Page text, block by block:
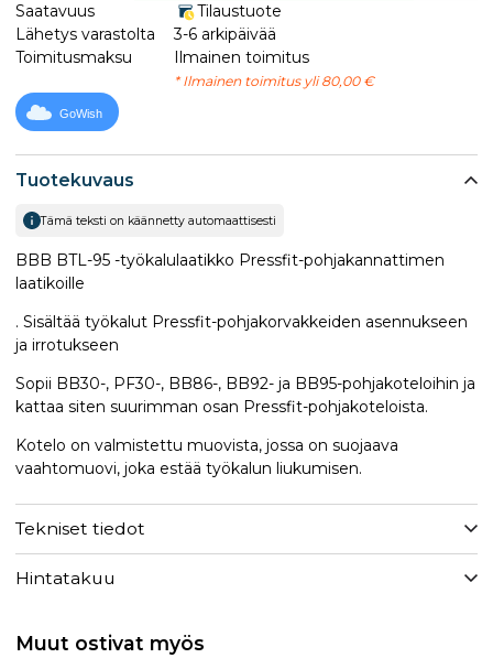
Tuotekuvaus
Tämä teksti on käännetty automaattisesti
BBB BTL-95 -työkalulaatikko Pressfit-pohjakannattimen
laatikoille
. Sisältää työkalut Pressfit-pohjakorvakkeiden asennukseen
ja irrotukseen
Sopii BB30-, PF30-, BB86-, BB92- ja BB95-pohjakoteloihin ja
kattaa siten suurimman osan Pressfit-pohjakoteloista.
Kotelo on valmistettu muovista, jossa on suojaava
vaahtomuovi, joka estää työkalun liukumisen.
Tekniset tiedot
Hintatakuu
Saatavuus
Tilaustuote
Lähetys varastolta
3-6 arkipäivää
Toimitusmaksu
Ilmainen toimitus
* Ilmainen toimitus yli 80,00 €
GoWish
Muut ostivat myös